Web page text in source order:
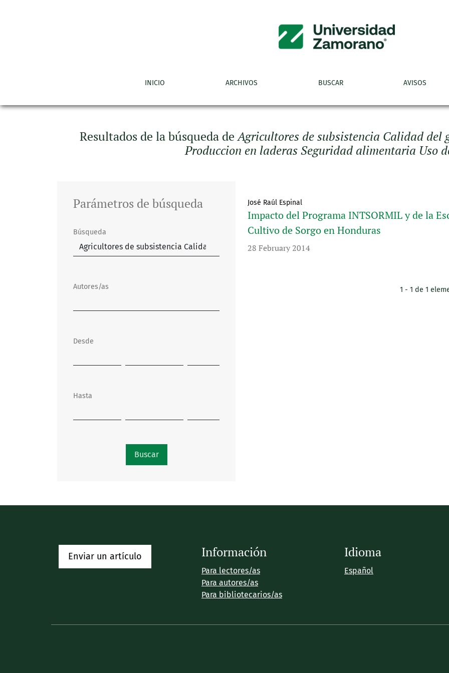
INICIO ARCHIVOS BUSCAR AVISOS
Resultados de la búsqueda deAgricultores de subsistencia Calidad del
Produccion en laderas Seguridad alimentaria Uso
José Raúl Espinal
Impacto del Programa INTSORMIL y de la
Cultivo de Sorgo en Honduras
28 February 2014
1 - 1 de 1
Parámetros de búsqueda
Búsqueda
Autores/as
Desde
Hasta
Buscar
Enviar un artículo Información
Para lectores/as
Para autores/as
Para bibliotecarios/as
Idioma
Español